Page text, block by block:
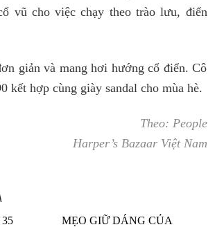
vũ cho việc chạy theo trào lưu, điển
giản và mang hơi hướng cổ điển. Cô
kết hợp cùng giày sandal cho mùa hè.
Theo: People
Harper’s Bazaar Việt Nam
MẸO GIỮ DÁNG CỦA